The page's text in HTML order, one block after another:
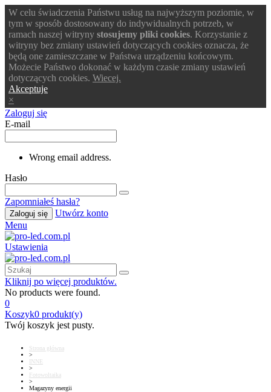
W celu świadczenia Państwu usług na najwyższym poziomie, w
tym w sposób dostosowany do indywidualnych potrzeb, w
ramach naszej witryny stosujemy pliki cookies. Korzystanie z
witryny bez zmiany ustawień dotyczących cookies oznacza, że
będą one zamieszczane w Państwa urządzeniu końcowym.
Możecie Państwo dokonać w każdym czasie zmiany ustawień
dotyczących cookies. Wiecej.
Akceptuje
×
Zaloguj się
E-mail
Wrong email address.
Hasło
Zapomniałeś hasła?
Zaloguj się
Utwórz konto
Menu
Ustawienia
Kliknij po więcej produktów.
No products were found.
0
Koszyk0 produkt(y)
Twój koszyk jest pusty.
Strona główna
>
INNE
>
Fotowoltaika
>
Magazyny energii